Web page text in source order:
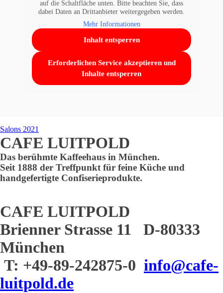
auf die Schaltfläche unten. Bitte beachten Sie, dass
dabei Daten an Drittanbieter weitergegeben werden.
Mehr Informationen
Inhalt entsperren
Erforderlichen Service akzeptieren und
Inhalte entsperren
Salons 2021
CAFE LUITPOLD
Das berühmte Kaffeehaus in München.
Seit 1888 der Treffpunkt für feine Küche und
handgefertigte Confiserieprodukte.
CAFE LUITPOLD
Brienner Strasse 11 D-80333
München
T: +49-89-242875-0 info@cafe-
luitpold.de